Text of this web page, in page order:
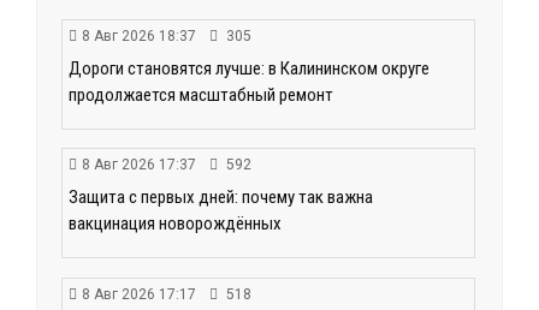
8 Авг 2026 18:37 305
Дороги становятся лучше: в Калининском округе
продолжается масштабный ремонт
8 Авг 2026 17:37 592
Защита с первых дней: почему так важна
вакцинация новорождённых
8 Авг 2026 17:17 518